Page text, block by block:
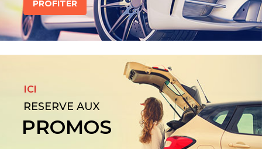
PROFITER
ICI
RESERVE AUX
PROMOS